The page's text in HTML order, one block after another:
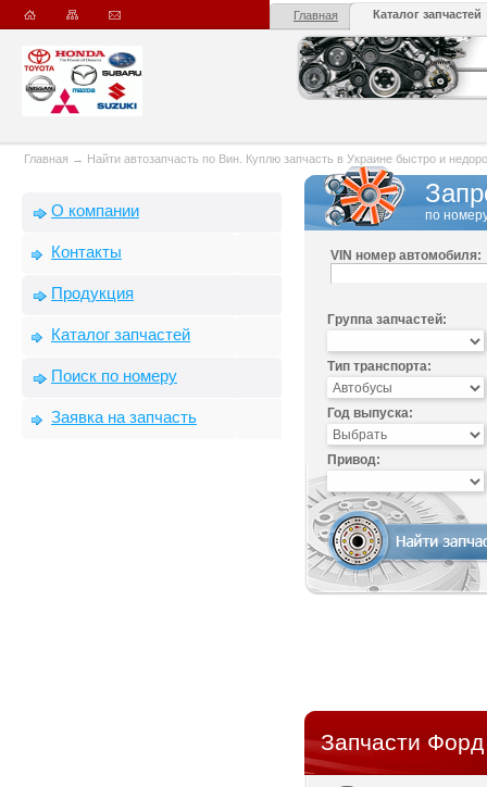
Главная Каталог запчастей
Главная → Найти автозапчасть по Вин. Куплю запчасть в Украине быстро и
О компании
Контакты
Продукция
Каталог запчастей
Поиск по номеру
Заявка на запчасть
по
VIN номер автомобиля:
Группа запчастей:
Тип транспорта:
Год выпуска:
Привод:
Запчасти